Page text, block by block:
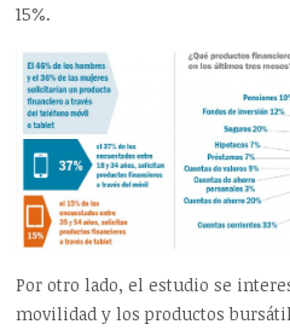
15%.
Por otro lado, el estudio se
movilidad y los productos